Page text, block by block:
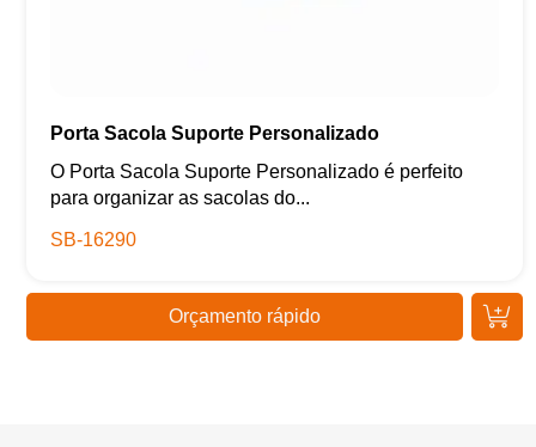
Porta Sacola Suporte Personalizado
O Porta Sacola Suporte Personalizado é perfeito
para organizar as sacolas do...
SB-16290
Orçamento rápido